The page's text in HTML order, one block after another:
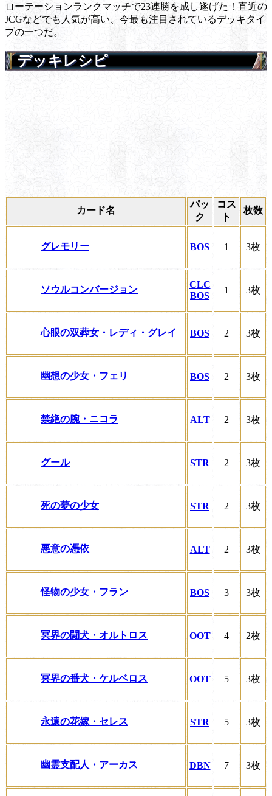
ローテーションランクマッチで23連勝を成し遂げた！直近の
JCGなどでも人気が高い、今最も注目されているデッキタイ
プの一つだ。
デッキレシピ
カード名
パッ
ク
コス
ト
枚数
グレモリー BOS 1 3枚
ソウルコンバージョン
CLC
BOS
1 3枚
心眼の双葬女・レディ・グレイ BOS 2 3枚
幽想の少女・フェリ BOS 2 3枚
禁絶の腕・ニコラ ALT 2 3枚
グール STR 2 3枚
死の夢の少女 STR 2 3枚
悪意の憑依 ALT 2 3枚
怪物の少女・フラン BOS 3 3枚
冥界の闘犬・オルトロス OOT 4 2枚
冥界の番犬・ケルベロス OOT 5 3枚
永遠の花嫁・セレス STR 5 3枚
幽霊支配人・アーカス DBN 7 3枚